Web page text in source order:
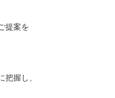
提案を
把握し、